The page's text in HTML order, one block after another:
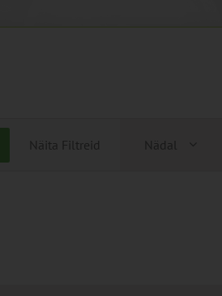
Näita Filtreid
Views
Nädal